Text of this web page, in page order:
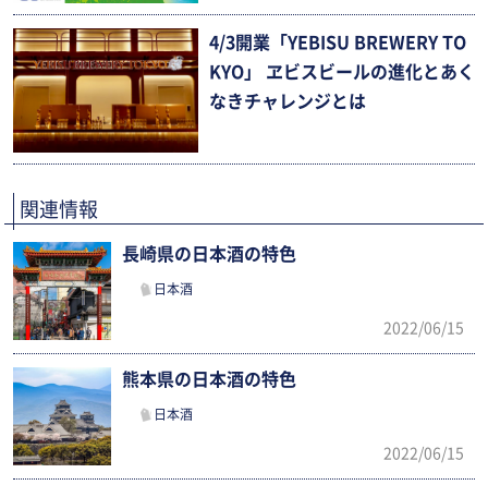
4/3開業「YEBISU BREWERY TO
KYO」 ヱビスビールの進化とあく
なきチャレンジとは
関連情報
長崎県の日本酒の特色
日本酒
2022/06/15
熊本県の日本酒の特色
日本酒
2022/06/15